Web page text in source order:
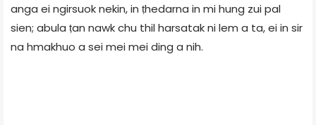
anga ei ngirsuok nekin, in ṭhedarna in mi hung zui pal
sien; abula ṭan nawk chu thil harsatak ni lem a ta, ei in sir
na hmakhuo a sei mei mei ding a nih.